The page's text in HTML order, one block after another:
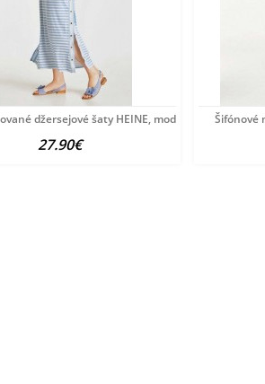
džersejové šaty HEINE, modro-biele
27.90€
Šifónové